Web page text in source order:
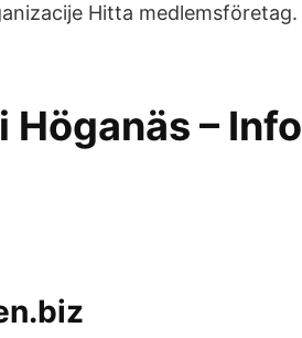
Hitta medlemsföretag.
– Info